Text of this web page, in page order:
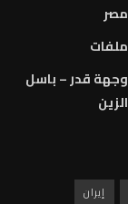
مصر
ملفات
وجهة قدر – باسل
الزين
إيران